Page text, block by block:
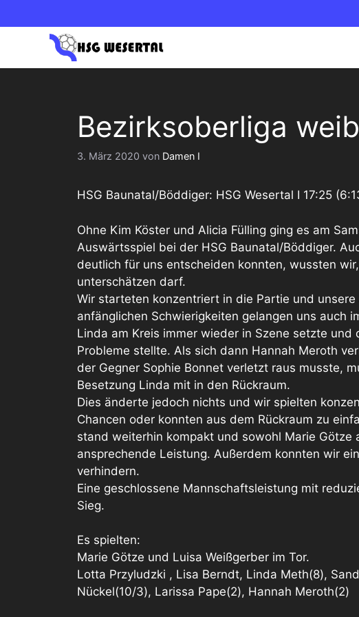
Inhalt
2. HERREN BEZIRKSLIGA 2. DAMEN
Bezirksoberliga
3. März 2020 von Damen I
HSG Baunatal/Böddiger: HSG Wesertal I 17:25
Ohne Kim Köster und Alicia Fülling ging es am
Auswärtsspiel bei der HSG Baunatal/Böddiger.
deutlich für uns entscheiden konnten, wussten
unterschätzen darf.
Wir starteten konzentriert in die Partie und
anfänglichen Schwierigkeiten gelangen uns auch
Linda am Kreis immer wieder in Szene setzte und
Probleme stellte. Als sich dann Hannah Meroth
der Gegner Sophie Bonnet verletzt raus musste,
Besetzung Linda mit in den Rückraum.
Dies änderte jedoch nichts und wir spielten
Chancen oder konnten aus dem Rückraum zu
stand weiterhin kompakt und sowohl Marie Götze
ansprechende Leistung. Außerdem konnten wir
verhindern.
Eine geschlossene Mannschaftsleistung mit
Sieg.
Es spielten:
Marie Götze und Luisa Weißgerber im Tor.
Lotta Przyludzki , Lisa Berndt, Linda Meth(8),
Nückel(10/3), Larissa Pape(2), Hannah Meroth(2)